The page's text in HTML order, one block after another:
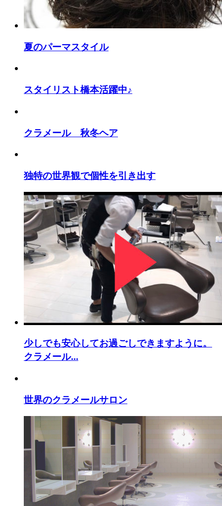
夏のパーマスタイル
スタイリスト橋本活躍中♪
クラメール 秋冬ヘア
独特の世界観で個性を引き出す
少しでも安心してお過ごしできますように。
クラメール...
世界のクラメールサロン